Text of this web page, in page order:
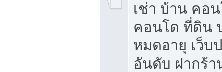
เช่า บ้าน คอ
คอนโด ที่ดิน
หมดอายุ เว็บ
อันดับ ฝากร้า